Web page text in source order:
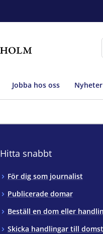
Jobba hos oss Nyheter
Hitta snabbt
För dig som journalist
Publicerade domar
Beställ en dom eller
Skicka handlingar till